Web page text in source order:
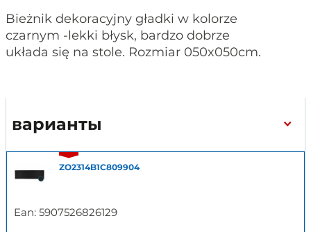
Bieżnik dekoracyjny gładki w kolorze
czarnym -lekki błysk, bardzo dobrze
układa się na stole. Rozmiar 050x050cm.
варианты
ZO2314B1C809904
Ean: 5907526826129